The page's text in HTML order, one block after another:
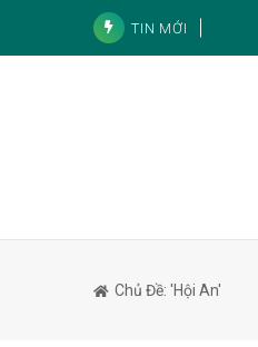
TIN MỚI
Chủ Đề: 'Hội An'